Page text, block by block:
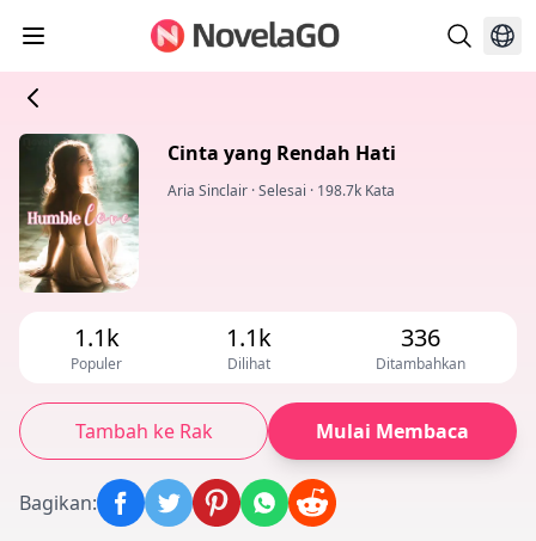
Cinta yang Rendah Hati
Aria Sinclair ·Selesai · 198.7k Kata
1.1k
Populer
1.1k
Dilihat
336
Ditambahkan
Tambah ke Rak Mulai Membaca
Bagikan: